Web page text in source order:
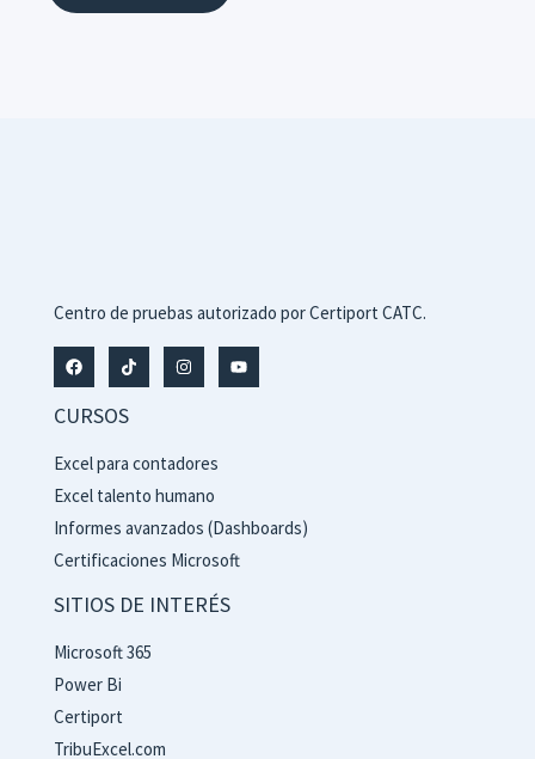
Centro de pruebas autorizado por Certiport CATC.
CURSOS
Excel para contadores
Excel talento humano
Informes avanzados (Dashboards)
Certificaciones Microsoft
SITIOS DE INTERÉS
Microsoft 365
Power Bi
Certiport
TribuExcel.com